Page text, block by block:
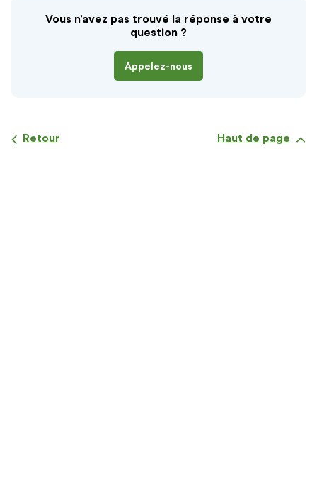
Vous n’avez pas trouvé la réponse à votre
question ?
Appelez-nous
Retour Haut de page